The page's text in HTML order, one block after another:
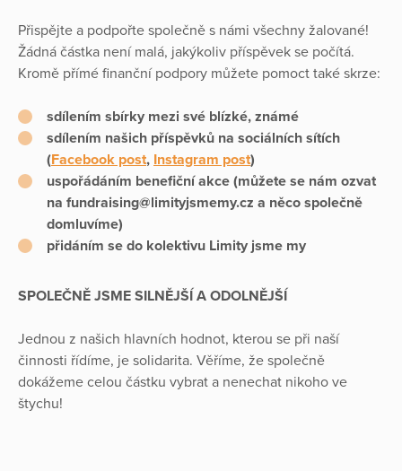
Přispějte a podpořte společně s námi všechny žalované!
Žádná částka není malá, jakýkoliv příspěvek se počítá.
Kromě přímé finanční podpory můžete pomoct také skrze:
sdílením sbírky mezi své blízké, známé
sdílením našich příspěvků na sociálních sítích
(Facebook post, Instagram post)
uspořádáním benefiční akce (můžete se nám ozvat
na fundraising@limityjsmemy.cz a něco společně
domluvíme)
přidáním se do kolektivu Limity jsme my
SPOLEČNĚ JSME SILNĚJŠÍ A ODOLNĚJŠÍ
Jednou z našich hlavních hodnot, kterou se při naší
činnosti řídíme, je solidarita. Věříme, že společně
dokážeme celou částku vybrat a nenechat nikoho ve
štychu!